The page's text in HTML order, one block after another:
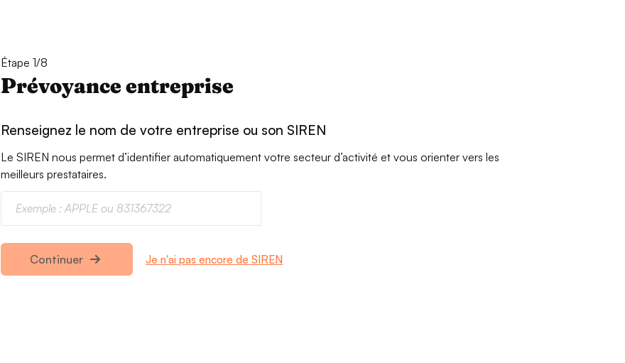
Étape 1/8
Prévoyance entreprise
Renseignez le nom de votre entreprise ou son SIREN
Le SIREN nous permet d’identifier automatiquement votre secteur d’activité et vous orienter vers les
meilleurs prestataires.
Continuer Je n'ai pas encore de SIREN